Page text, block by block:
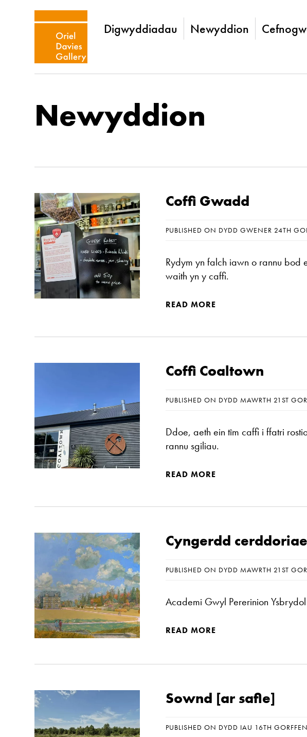
Digwyddiadau Newyddion
Newyddion
Coffi Gwadd
PUBLISHED ON DYDD GWENER 24TH
Rydym yn falch iawn o rannu
waith yn y caffi.
READ MORE
Coffi Coaltown
PUBLISHED ON DYDD MAWRTH 21ST
Ddoe, aeth ein tîm caffi i ffatri
rannu sgiliau.
READ MORE
Cyngerdd
PUBLISHED ON DYDD MAWRTH 21ST
Academi Gwyl Pererinion Ysbrydol
READ MORE
Sownd [ar safle]
PUBLISHED ON DYDD IAU 16TH